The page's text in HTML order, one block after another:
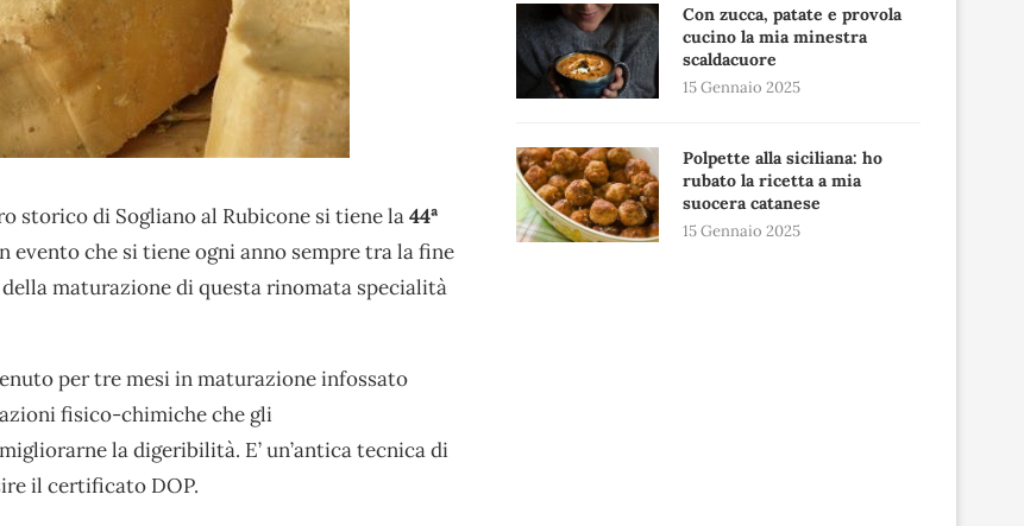
storico di Sogliano al Rubicone si tiene la44ª
evento che si tiene ogni anno sempre tra la fine
maturazione di questa rinomata specialità
per tre mesi in maturazione infossato
fisico-chimiche che gli
la digeribilità. E’ un’antica tecnica di
il certificato DOP.
Con zucca, patate e provola
cucino la mia minestra
scaldacuore
15 Gennaio 2025
Polpette alla siciliana: ho
rubato la ricetta a mia
suocera catanese
15 Gennaio 2025